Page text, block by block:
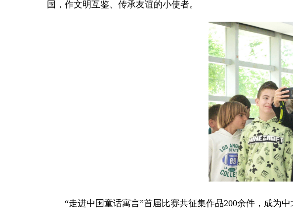
国，作文明互鉴、传承友谊的小使者。
“走进中国童话寓言”首届比赛共征集作品200余件，成为